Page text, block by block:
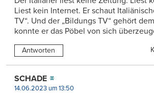
Liest kein Internet. Er schaut
TV“. Und der „Bildungs TV“ gehört
konnte er das Pöbel von sich
Antworten
SCHADE
14.06.2023 um 13:50